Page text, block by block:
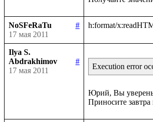
NoSFeRaTu
#
17 мая 2011
Ilya S.
Abdrakhimov
#
17 мая 2011
Execution error
Юрий, Вы уверены,